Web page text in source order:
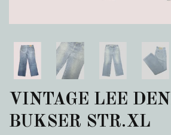
VINTAGE LEE
BUKSER STR.XL